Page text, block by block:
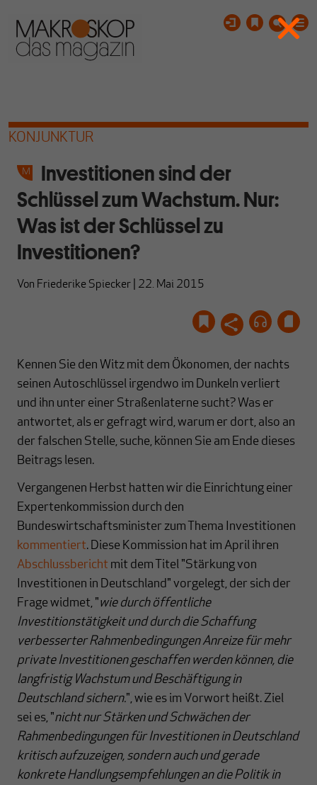
KONJUNKTUR
Investitionen sind der
Schlüssel zum Wachstum. Nur:
Was ist der Schlüssel zu
Investitionen?
Von Friederike Spiecker 22. Mai 2015
Kennen Sie den Witz mit dem Ökonomen, der nachts
seinen Autoschlüssel irgendwo im Dunkeln verliert
und ihn unter einer Straßenlaterne sucht? Was er
antwortet, als er gefragt wird, warum er dort, also an
der falschen Stelle, suche, können Sie am Ende dieses
Beitrags lesen.
Vergangenen Herbst hatten wir die Einrichtung einer
Expertenkommission durch den
Bundeswirtschaftsminister zum Thema Investitionen
kommentiert. Diese Kommission hat im April ihren
Abschlussbericht mit dem Titel "Stärkung von
Investitionen in Deutschland" vorgelegt, der sich der
Frage widmet, "wie durch öffentliche
Investitionstätigkeit und durch die Schaffung
verbesserter Rahmenbedingungen Anreize für mehr
private Investitionen geschaffen werden können, die
langfristig Wachstum und Beschäftigung in
Deutschland sichern.", wie es im Vorwort heißt. Ziel
sei es, "nicht nur Stärken und Schwächen der
Rahmenbedingungen für Investitionen in Deutschland
kritisch aufzuzeigen, sondern auch und gerade
konkrete Handlungsempfehlungen an die Politik in